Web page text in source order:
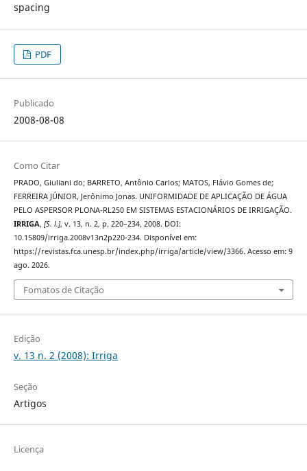
spacing
PDF
Publicado
2008-08-08
Como Citar
PRADO, Giuliani do; BARRETO, Antônio Carlos; MATOS, Flávio Gomes de;
FERREIRA JÚNIOR, Jerônimo Jonas. UNIFORMIDADE DE APLICAÇÃO DE ÁGUA
PELO ASPERSOR PLONA-RL250 EM SISTEMAS ESTACIONÁRIOS DE IRRIGAÇÃO.
IRRIGA, [S. l.], v. 13, n. 2, p. 220–234, 2008. DOI:
10.15809/irriga.2008v13n2p220-234. Disponível em:
https://revistas.fca.unesp.br/index.php/irriga/article/view/3366. Acesso em: 9
ago. 2026.
Fomatos de Citação
Edição
v. 13 n. 2 (2008): Irriga
Seção
Artigos
Licença